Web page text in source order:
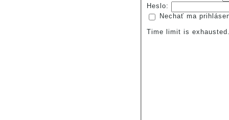
Heslo:
Nechať ma
Time limit is